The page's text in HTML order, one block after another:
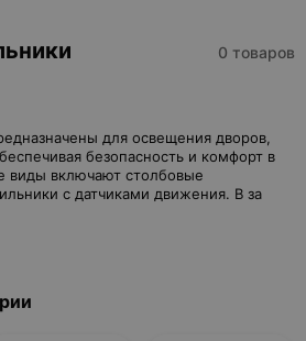
0 товаров
для освещения дворов,
безопасность и комфорт в
виды включают столбовые